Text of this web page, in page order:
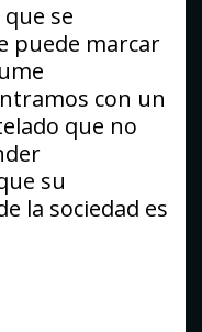
se
puede marcar
con un
que no
su
la sociedad es